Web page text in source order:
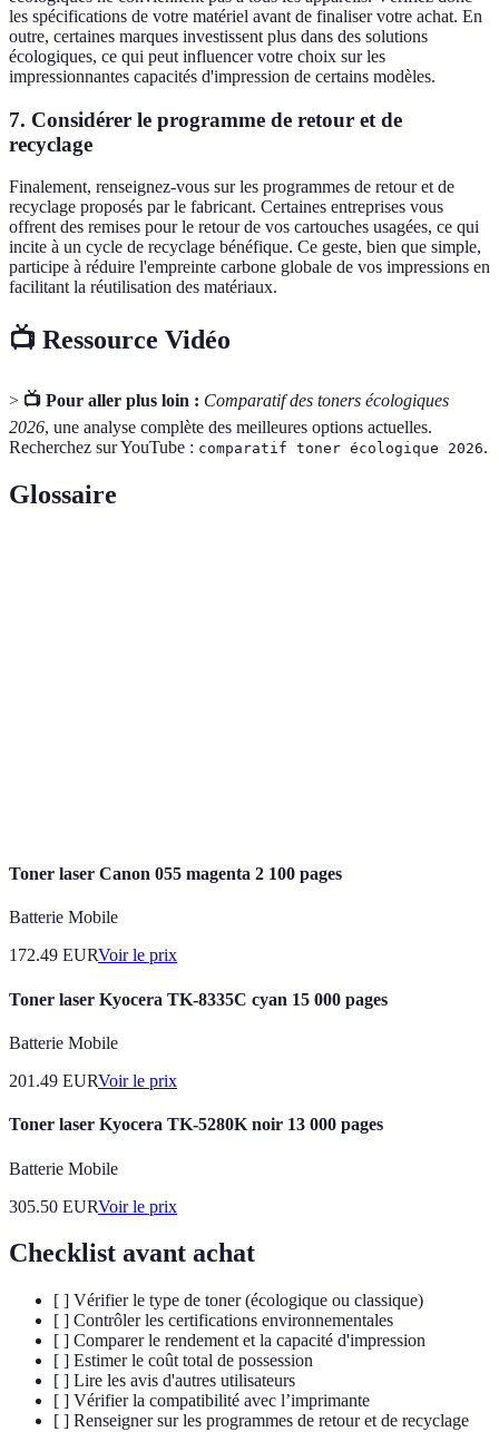
les spécifications de votre matériel avant de finaliser votre achat. En
outre, certaines marques investissent plus dans des solutions
écologiques, ce qui peut influencer votre choix sur les
impressionnantes capacités d'impression de certains modèles.
7. Considérer le programme de retour et de
recyclage
Finalement, renseignez-vous sur les programmes de retour et de
recyclage proposés par le fabricant. Certaines entreprises vous
offrent des remises pour le retour de vos cartouches usagées, ce qui
incite à un cycle de recyclage bénéfique. Ce geste, bien que simple,
participe à réduire l'empreinte carbone globale de vos impressions en
facilitant la réutilisation des matériaux.
📺 Ressource Vidéo
> 📺 Pour aller plus loin : Comparatif des toners écologiques
2026, une analyse complète des meilleures options actuelles.
Recherchez sur YouTube : comparatif toner écologique 2026.
Glossaire
Toner laser Canon 055 magenta 2 100 pages
Batterie Mobile
172.49 EURVoir le prix
Toner laser Kyocera TK-8335C cyan 15 000 pages
Batterie Mobile
201.49 EURVoir le prix
Toner laser Kyocera TK-5280K noir 13 000 pages
Batterie Mobile
305.50 EURVoir le prix
Checklist avant achat
[ ] Vérifier le type de toner (écologique ou classique)
[ ] Contrôler les certifications environnementales
[ ] Comparer le rendement et la capacité d'impression
[ ] Estimer le coût total de possession
[ ] Lire les avis d'autres utilisateurs
[ ] Vérifier la compatibilité avec l’imprimante
[ ] Renseigner sur les programmes de retour et de recyclage